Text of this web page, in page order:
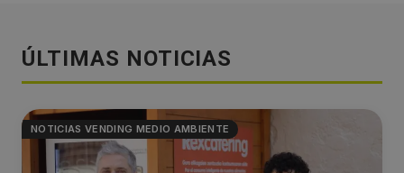
ÚLTIMAS NOTICIAS
NOTICIAS VENDING MEDIO AMBIENTE